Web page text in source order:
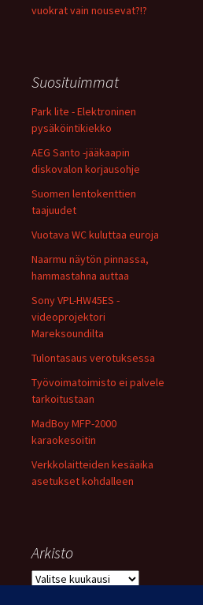
vuokrat vain nousevat?!?
Suosituimmat
Park lite - Elektroninen
pysäköintikiekko
AEG Santo -jääkaapin
diskovalon korjausohje
Suomen lentokenttien
taajuudet
Vuotava WC kuluttaa euroja
Naarmu näytön pinnassa,
hammastahna auttaa
Sony VPL-HW45ES -
videoprojektori
Mareksoundilta
Tulontasaus verotuksessa
Työvoimatoimisto ei palvele
tarkoitustaan
MadBoy MFP-2000
karaokesoitin
Verkkolaitteiden kesäaika
asetukset kohdalleen
Arkisto
Arkisto